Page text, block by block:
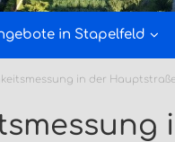
in Stapelfeld
in der